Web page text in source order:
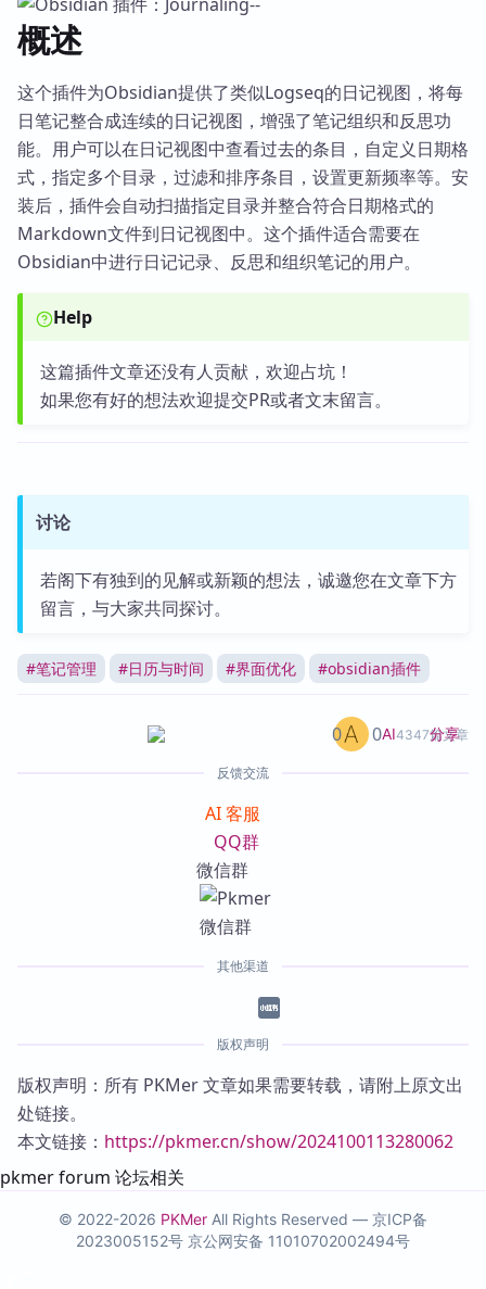
概述
这个插件为Obsidian提供了类似Logseq的日记视图，将每
日笔记整合成连续的日记视图，增强了笔记组织和反思功
能。用户可以在日记视图中查看过去的条目，自定义日期格
式，指定多个目录，过滤和排序条目，设置更新频率等。安
装后，插件会自动扫描指定目录并整合符合日期格式的
Markdown文件到日记视图中。这个插件适合需要在
Obsidian中进行日记记录、反思和组织笔记的用户。
Help
这篇插件文章还没有人贡献，欢迎占坑！
如果您有好的想法欢迎提交PR或者文末留言。
讨论
若阁下有独到的见解或新颖的想法，诚邀您在文章下方
留言，与大家共同探讨。
#笔记管理 #日历与时间 #界面优化 #obsidian插件
AI4347篇文章
0 0 分享
反馈交流
AI 客服
QQ群
微信群
其他渠道
版权声明
版权声明：所有 PKMer 文章如果需要转载，请附上原文出
处链接。
本文链接： https://pkmer.cn/show/2024100113280062
pkmer forum 论坛相关
© 2022-2026 PKMer All Rights Reserved — 京ICP备
2023005152号 京公网安备 11010702002494号